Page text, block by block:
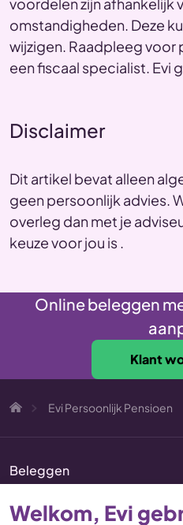
omstandigheden. Deze
wijzigen. Raadpleeg voor
een fiscaal specialist. Evi
Disclaimer
Dit artikel bevat alleen
geen persoonlijk advies.
overleg dan met je
keuze voor jou is .
Online beleggen
Klant
Evi Persoonlijk Pensioen
Beleggen
Vermogenscoaching
Welkom, Evi